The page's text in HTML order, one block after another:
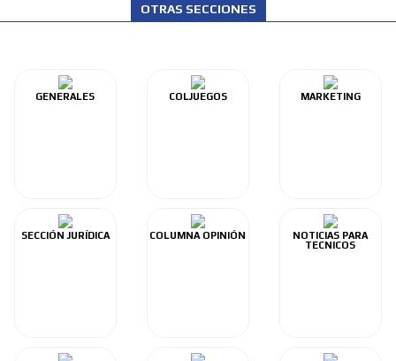
OTRAS SECCIONES
GENERALES COLJUEGOS MARKETING
SECCIÓN JURÍDICA COLUMNA OPINIÓN
NOTICIAS PARA
TECNICOS